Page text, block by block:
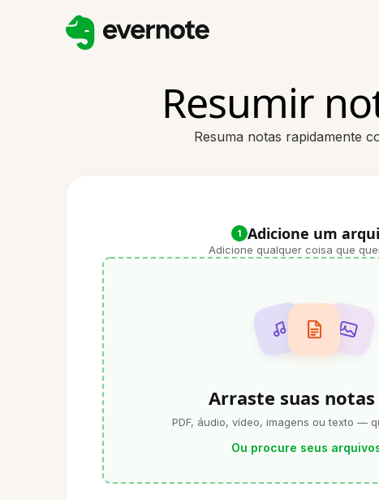
Resumir
Resuma notas rapidamente
1 Adicione um
Adicione qualquer coisa que
Arraste suas
PDF, áudio, vídeo, imagens ou texto —
Ou procure seus